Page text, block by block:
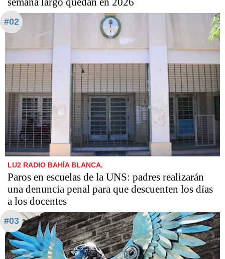
#02
LU2 RADIO BAHÍA BLANCA.
Paros en escuelas de la UNS: padres realizarán
una denuncia penal para que descuenten los días
a los docentes
#03